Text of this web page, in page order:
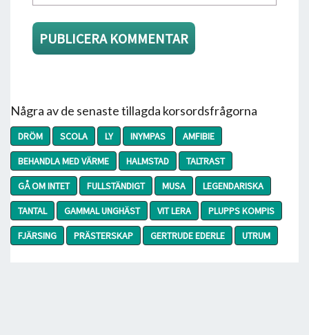
Några av de senaste tillagda korsordsfrågorna
DRÖM SCOLA LY INYMPAS
AMFIBIE
BEHANDLA MED VÄRME
HALMSTAD
TALTRAST
GÅ OM INTET
FULLSTÄNDIGT MUSA
LEGENDARISKA
TANTAL
GAMMAL UNGHÄST VIT LERA
PLUPPS KOMPIS
FJÄRSING
PRÄSTERSKAP GERTRUDE EDERLE UTRUM